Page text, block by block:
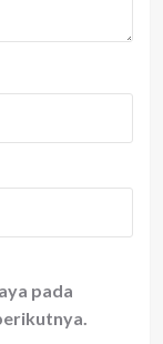
pada